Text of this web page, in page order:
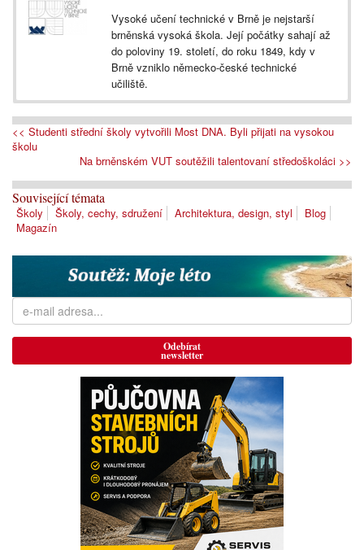
Vysoké učení technické v Brně je nejstarší
brněnská vysoká škola. Její počátky sahají až
do poloviny 19. století, do roku 1849, kdy v
Brně vzniklo německo-české technické
učiliště.
<< Studenti střední školy vytvořili Most DNA. Byli přijati na vysokou
školu
Na brněnském VUT soutěžili talentovaní středoškoláci >>
Související témata
Školy Školy, cechy, sdružení Architektura, design, styl
Blog
Magazín
Odebírat
newsletter